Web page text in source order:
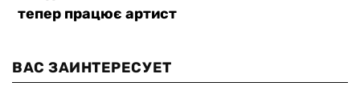
ВАС ЗАИНТЕРЕСУЕТ